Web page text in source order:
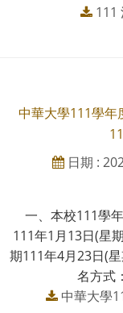
111
中華大學111學年
日期 :
一、本校111學
111年1月13日(星
期111年4月23日(
名方式
中華大學